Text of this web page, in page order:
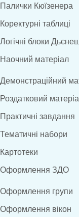
Палички Кюїзенера
Коректурні таблиці
Логічні блоки
Наочний матеріал
Демонстраційний
Роздатковий
Практичні завдання
Тематичні набори
Картотеки
Оформлення ЗДО
Оформлення групи
Оформлення вікон